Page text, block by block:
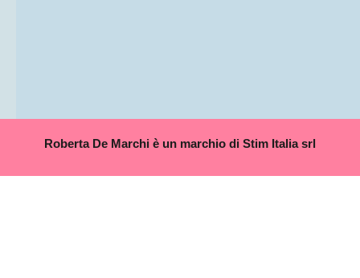
Roberta De Marchi è un marchio di Stim Italia srl